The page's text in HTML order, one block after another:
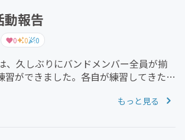
報告
0 0 0
、久しぶりにバンドメンバー全員が揃
習ができました。各自が練習してきた課
あって、ドラムパターンの工夫やギタ
もっと見る